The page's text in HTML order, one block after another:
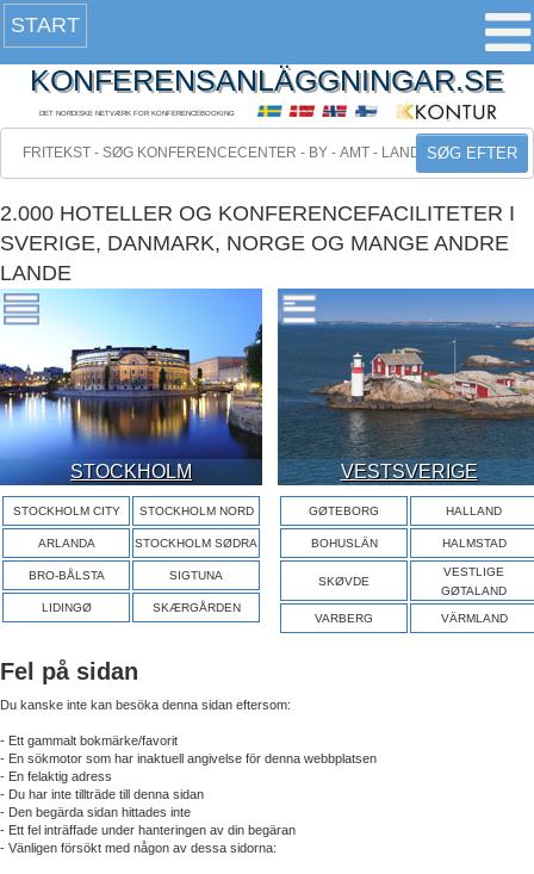
START
KONFERENSANLÄGGNINGAR.SE
DET NORDISKE NETVÆRK FOR KONFERENCEBOOKING
SØG EFTER
2.000 HOTELLER OG KONFERENCEFACILITETER I
SVERIGE, DANMARK, NORGE OG MANGE ANDRE
LANDE
STOCKHOLM
STOCKHOLM CITY STOCKHOLM NORD
ARLANDA STOCKHOLM SØDRA
BRO-BÅLSTA SIGTUNA
LIDINGØ SKÆRGÅRDEN
VESTSVERIGE
GØTEBORG HALLAND
BOHUSLÄN HALMSTAD
SKØVDE
VESTLIGE
GØTALAND
VARBERG VÄRMLAND
Fel på sidan
Du kanske inte kan besöka denna sidan eftersom:
- Ett gammalt bokmärke/favorit
- En sökmotor som har inaktuell angivelse för denna webbplatsen
- En felaktig adress
- Du har inte tillträde till denna sidan
- Den begärda sidan hittades inte
- Ett fel inträffade under hanteringen av din begäran
- Vänligen försökt med någon av dessa sidorna: